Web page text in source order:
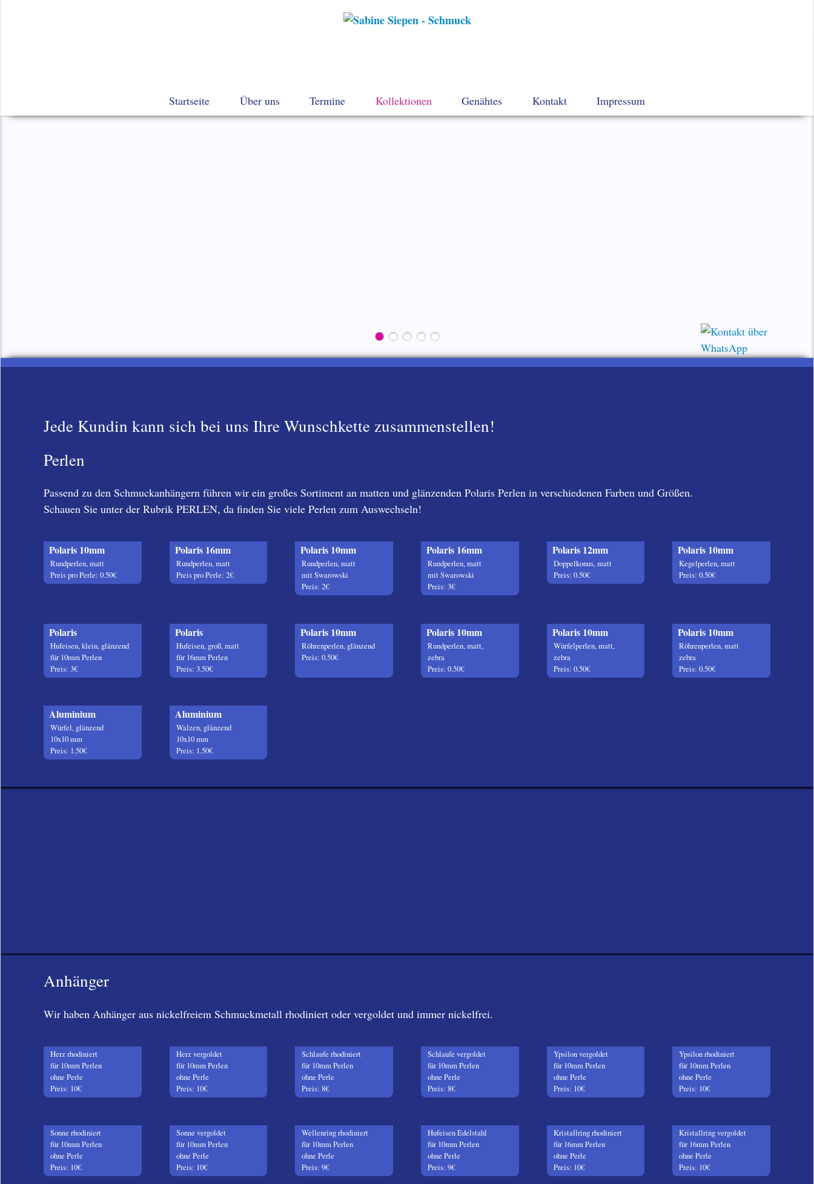
überspringen
Startseite Über uns Termine Kollektionen Genähtes Kontakt
Impressum
Navigation
Jede Kundin kann sich bei uns Ihre Wunschkette zusammenstellen!
Perlen
Passend zu den Schmuckanhängern führen wir ein großes Sortiment an matten und glänzenden Polaris Perlen in verschiedenen Farben und Größen.
Schauen Sie unter der Rubrik PERLEN, da finden Sie viele Perlen zum Auswechseln!
Polaris 10mm
Rundperlen, matt
Preis pro Perle: 0.50€
Polaris 16mm
Rundperlen, matt
Preis pro Perle: 2€
Polaris 10mm
Rundperlen, matt
mit Swarowski
Preis: 2€
Polaris 16mm
Rundperlen, matt
mit Swarowski
Preis: 3€
Polaris 12mm
Doppelkonus, matt
Preis: 0.50€
Polaris 10mm
Kegelperlen, matt
Preis: 0.50€
Polaris
Hufeisen, klein, glänzend
für 10mm Perlen
Preis: 3€
Polaris
Hufeisen, groß, matt
für 16mm Perlen
Preis: 3.50€
Polaris 10mm
Röhrenperlen, glänzend
Preis: 0.50€
Polaris 10mm
Rundperlen, matt,
zebra
Preis: 0.50€
Polaris 10mm
Würfelperlen, matt,
zebra
Preis: 0.50€
Polaris 10mm
Röhrenperlen, matt
zebra
Preis: 0.50€
Aluminium
Würfel, glänzend
10x10 mm
Preis: 1.50€
Aluminium
Walzen, glänzend
10x10 mm
Preis: 1.50€
Anhänger
Wir haben Anhänger aus nickelfreiem Schmuckmetall rhodiniert oder vergoldet und immer nickelfrei.
Herz rhodiniert
für 10mm Perlen
ohne Perle
Preis: 10€
Herz vergoldet
für 10mm Perlen
ohne Perle
Preis: 10€
Schlaufe rhodiniert
für 10mm Perlen
ohne Perle
Preis: 8€
Schlaufe vergoldet
für 10mm Perlen
ohne Perle
Preis: 8€
Ypsilon vergoldet
für 10mm Perlen
ohne Perle
Preis: 10€
Ypsilon rhodiniert
für 10mm Perlen
ohne Perle
Preis: 10€
Sonne rhodiniert
für 10mm Perlen
ohne Perle
Preis: 10€
Sonne vergoldet
für 10mm Perlen
ohne Perle
Preis: 10€
Wellenring rhodiniert
für 10mm Perlen
ohne Perle
Preis: 9€
Hufeisen Edelstahl
für 10mm Perlen
ohne Perle
Preis: 9€
Kristallring rhodiniert
für 16mm Perlen
ohne Perle
Preis: 10€
Kristallring vergoldet
für 16mm Perlen
ohne Perle
Preis: 10€